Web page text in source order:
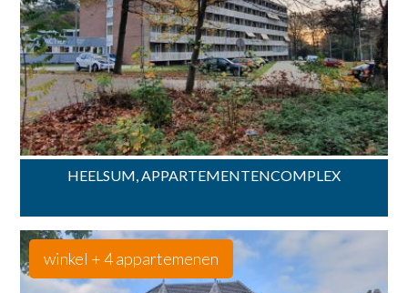
HEELSUM, APPARTEMENTENCOMPLEX
winkel + 4 appartemenen